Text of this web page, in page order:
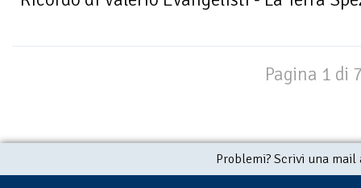
Pagina 1 di
Problemi? Scrivi una